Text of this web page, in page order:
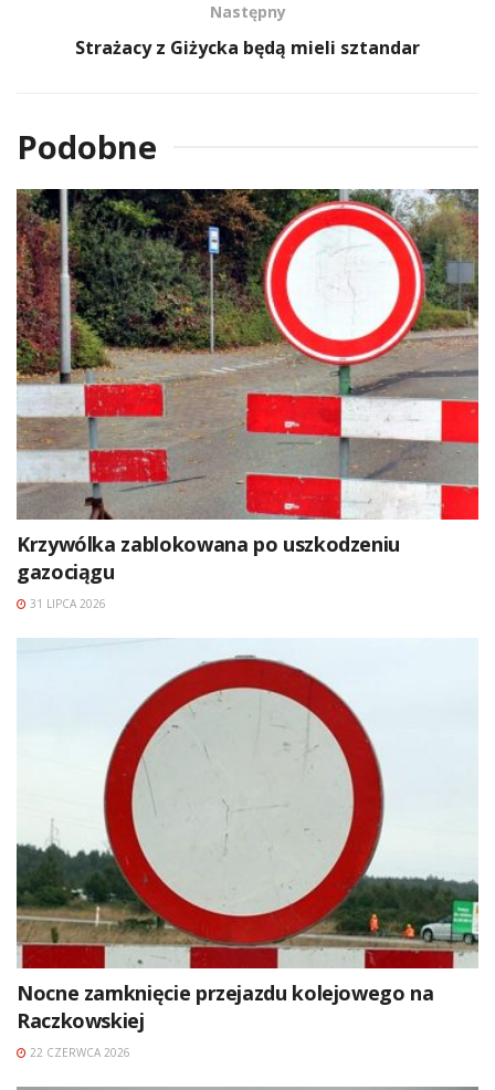
Następny
Strażacy z Giżycka będą mieli sztandar
Podobne
Krzywólka zablokowana po uszkodzeniu
gazociągu
31 LIPCA 2026
Nocne zamknięcie przejazdu kolejowego na
Raczkowskiej
22 CZERWCA 2026